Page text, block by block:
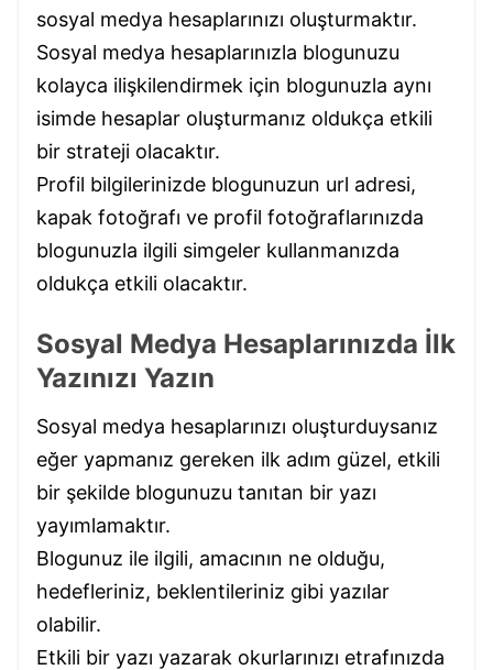
sosyal medya hesaplarınızı oluşturmaktır.
Sosyal medya hesaplarınızla blogunuzu
kolayca ilişkilendirmek için blogunuzla aynı
isimde hesaplar oluşturmanız oldukça etkili
bir strateji olacaktır.
Profil bilgilerinizde blogunuzun url adresi,
kapak fotoğrafı ve profil fotoğraflarınızda
blogunuzla ilgili simgeler kullanmanızda
oldukça etkili olacaktır.
Sosyal Medya Hesaplarınızda İlk
Yazınızı Yazın
Sosyal medya hesaplarınızı oluşturduysanız
eğer yapmanız gereken ilk adım güzel, etkili
bir şekilde blogunuzu tanıtan bir yazı
yayımlamaktır.
Blogunuz ile ilgili, amacının ne olduğu,
hedefleriniz, beklentileriniz gibi yazılar
olabilir.
Etkili bir yazı yazarak okurlarınızı etrafınızda